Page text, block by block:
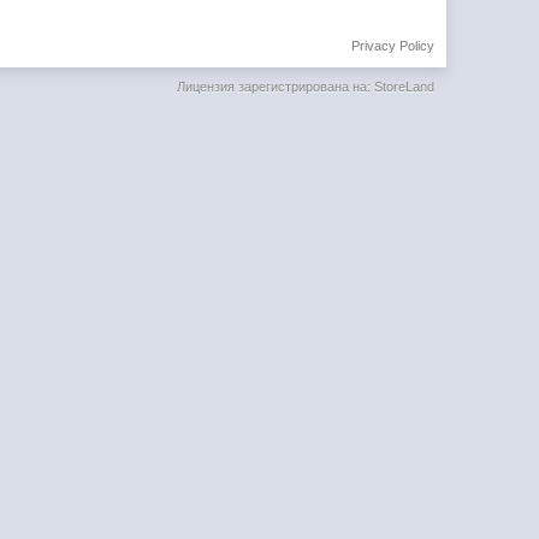
Privacy Policy
Лицензия зарегистрирована на: StoreLand